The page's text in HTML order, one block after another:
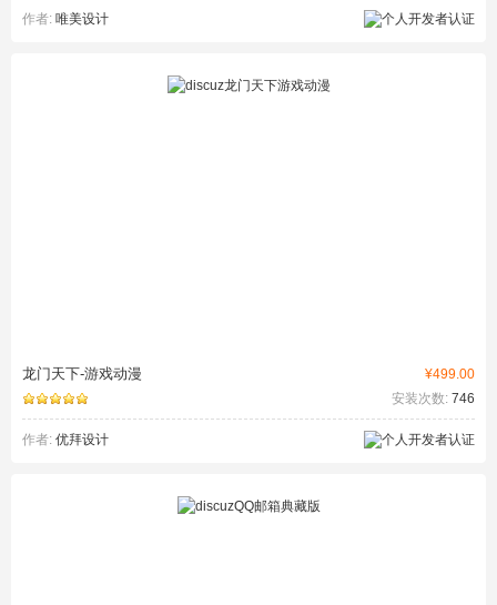
作者: 唯美设计
¥499.00
龙门天下-游戏动漫
安装次数: 746
作者: 优拜设计